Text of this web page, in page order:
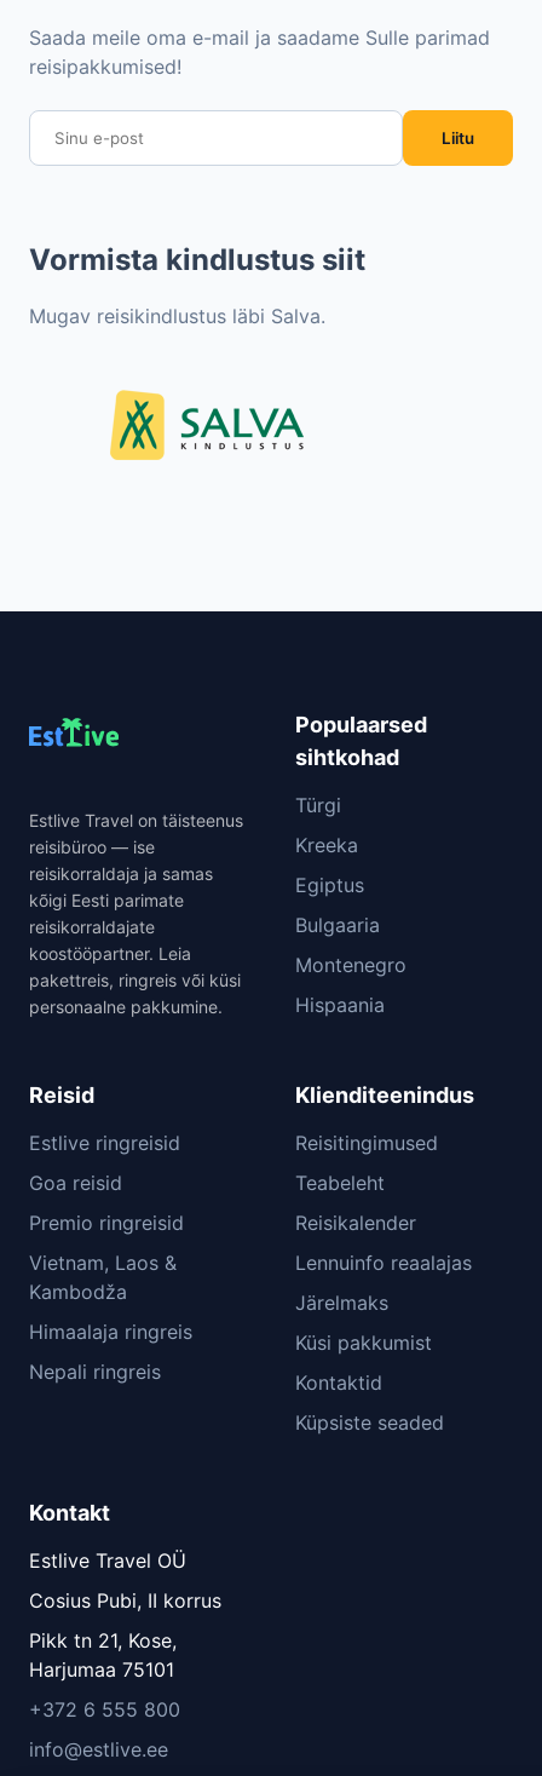
Saada meile oma e-mail ja saadame Sulle parimad
reisipakkumised!
Liitu
Vormista kindlustus siit
Mugav reisikindlustus läbi Salva.
Estlive Travel on täisteenus
reisibüroo — ise
reisikorraldaja ja samas
kõigi Eesti parimate
reisikorraldajate
koostööpartner. Leia
pakettreis, ringreis või küsi
personaalne pakkumine.
Populaarsed
sihtkohad
Türgi
Kreeka
Egiptus
Bulgaaria
Montenegro
Hispaania
Reisid
Estlive ringreisid
Goa reisid
Premio ringreisid
Vietnam, Laos &
Kambodža
Himaalaja ringreis
Nepali ringreis
Klienditeenindus
Reisitingimused
Teabeleht
Reisikalender
Lennuinfo reaalajas
Järelmaks
Küsi pakkumist
Kontaktid
Küpsiste seaded
Kontakt
Estlive Travel OÜ
Cosius Pubi, II korrus
Pikk tn 21, Kose,
Harjumaa 75101
+372 6 555 800
info@estlive.ee